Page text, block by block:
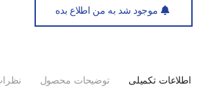
موجود شد به من اطلاع بده
اطلاعات تکمیلی توضیحات محصول